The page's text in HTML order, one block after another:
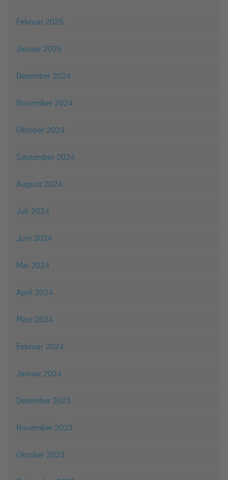
Februar 2025
Januar 2025
Dezember 2024
November 2024
Oktober 2024
September 2024
August 2024
Juli 2024
Juni 2024
Mai 2024
April 2024
März 2024
Februar 2024
Januar 2024
Dezember 2023
November 2023
Oktober 2023